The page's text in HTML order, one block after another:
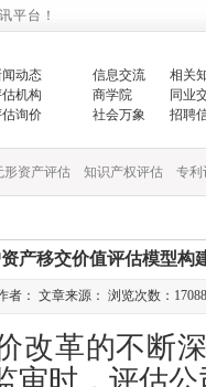
平台！
动态
机构
询价
信息交流
相关
商学院
同业
社会万象
招聘
形资产评估 知识产权评估 专利
产移交价值评估模型构
者： 文章来源： 浏览次数：
改革的不断
审时， 评估